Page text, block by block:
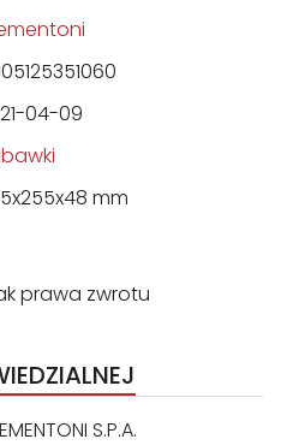
04-09
mm
prawa zwrotu
S.P.A.